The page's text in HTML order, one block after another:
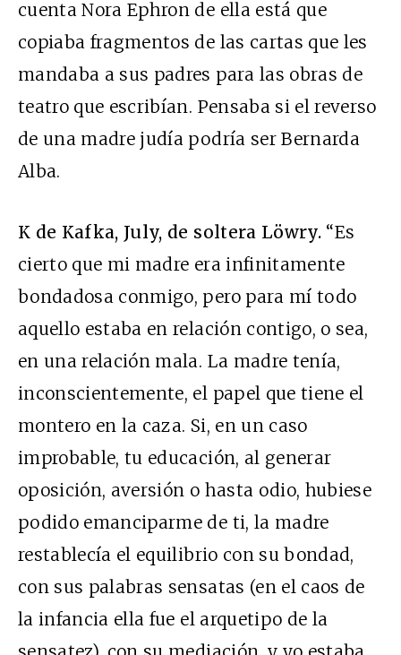
cuenta Nora Ephron de ella está que
copiaba fragmentos de las cartas que les
mandaba a sus padres para las obras de
teatro que escribían. Pensaba si el reverso
de una madre judía podría ser Bernarda
Alba.
K de Kafka, July, de soltera Löwry.“Es
cierto que mi madre era infinitamente
bondadosa conmigo, pero para mí todo
aquello estaba en relación contigo, o sea,
en una relación mala. La madre tenía,
inconscientemente, el papel que tiene el
montero en la caza. Si, en un caso
improbable, tu educación, al generar
oposición, aversión o hasta odio, hubiese
podido emanciparme de ti, la madre
restablecía el equilibrio con su bondad,
con sus palabras sensatas (en el caos de
la infancia ella fue el arquetipo de la